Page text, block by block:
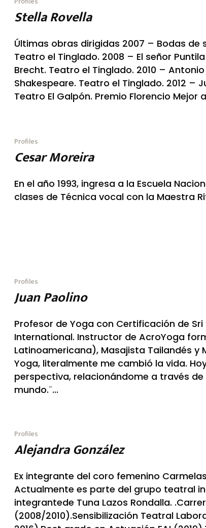
Stella Rovella
Últimas obras dirigidas 2007 – Bodas de
Teatro el Tinglado. 2008 – El señor
Brecht. Teatro el Tinglado. 2010 –
Shakespeare. Teatro el Tinglado. 2012 –
Teatro El Galpón. Premio Florencio Mejor
Profiles
Cesar Moreira
En el año 1993, ingresa a la Escuela
clases de Técnica vocal con la Maestra
Profiles
Juan Paolino
Profesor de Yoga con Certificación de
International. Instructor de AcroYoga
Latinoamericana), ​Masajista Tailandés y
Yoga, literalmente me cambió la vida.
perspectiva, relacionándome a través
mundo.¨...
Profiles
Alejandra González
Ex integrante del coro femenino
Actualmente es parte del grupo teatral
integrantede Tuna Lazos Rondalla.
(2008/2010).Sensibilización Teatral